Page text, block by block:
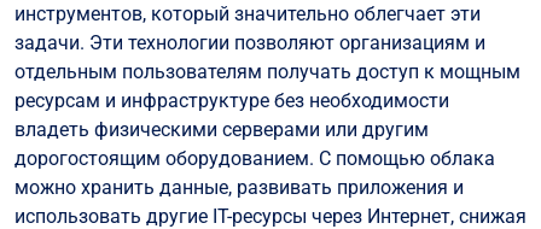
Для кого подходит SaaS?
Преимущества использования облачных сервисов
Какие недостатки использования облачных
сервисов?
Как облачные сервисы меняют бизнес-процессы и
оптимизируют расходы?
инструментов, который значительно облегчает эти
задачи. Эти технологии позволяют организациям и
отдельным пользователям получать доступ к мощным
ресурсам и инфраструктуре без необходимости
владеть физическими серверами или другим
дорогостоящим оборудованием. С помощью облака
можно хранить данные, развивать приложения и
использовать другие IT-ресурсы через Интернет, снижая